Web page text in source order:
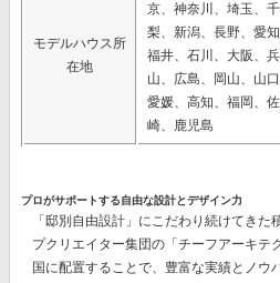
モデルハウス所
在地
京、神奈川、埼玉、
梨、新潟、長野、愛
福井、石川、大阪、
山、広島、岡山、山
愛媛、高知、福岡、
崎、鹿児島
プロがサポートする自由な設計とデザイン力
「邸別自由設計」 にこだわり続けてきた
プクリエイター集団の 「チーフアーキテ
国に配置することで、豊富な実績とノウ